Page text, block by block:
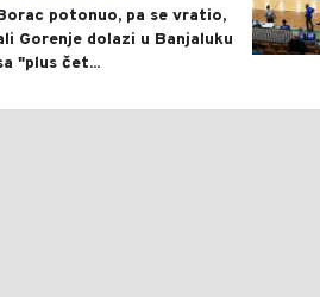
potonuo, pa se vratio,
Gorenje dolazi u Banjaluku
"plus čet...